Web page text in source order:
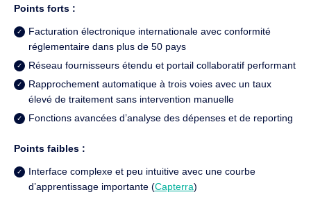
Points forts :
Facturation électronique internationale avec conformité
réglementaire dans plus de 50 pays
Réseau fournisseurs étendu et portail collaboratif performant
Rapprochement automatique à trois voies avec un taux
élevé de traitement sans intervention manuelle
Fonctions avancées d’analyse des dépenses et de reporting
Points faibles :
Interface complexe et peu intuitive avec une courbe
d’apprentissage importante (Capterra)